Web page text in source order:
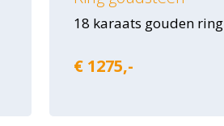
18 karaats gouden ring
€ 1275,-